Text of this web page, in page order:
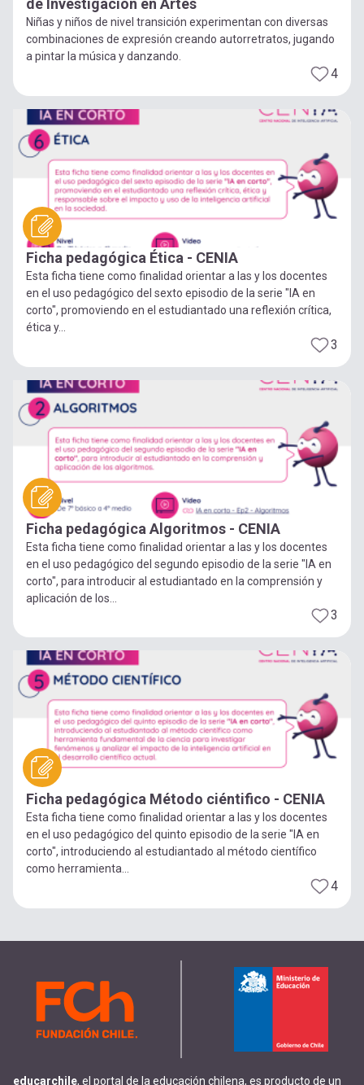
de Investigación en Artes
Niñas y niños de nivel transición experimentan con diversas
combinaciones de expresión creando autorretratos, jugando
a pintar la música y danzando.
4
Ficha pedagógica Ética - CENIA
Esta ficha tiene como finalidad orientar a las y los docentes
en el uso pedagógico del sexto episodio de la serie "IA en
corto", promoviendo en el estudiantado una reflexión crítica,
ética y...
3
Ficha pedagógica Algoritmos - CENIA
Esta ficha tiene como finalidad orientar a las y los docentes
en el uso pedagógico del segundo episodio de la serie "IA en
corto", para introducir al estudiantado en la comprensión y
aplicación de los...
3
Ficha pedagógica Método ciéntifico - CENIA
Esta ficha tiene como finalidad orientar a las y los docentes
en el uso pedagógico del quinto episodio de la serie "IA en
corto", introduciendo al estudiantado al método científico
como herramienta...
4
educarchile, el portal de la educación chilena, es producto de un